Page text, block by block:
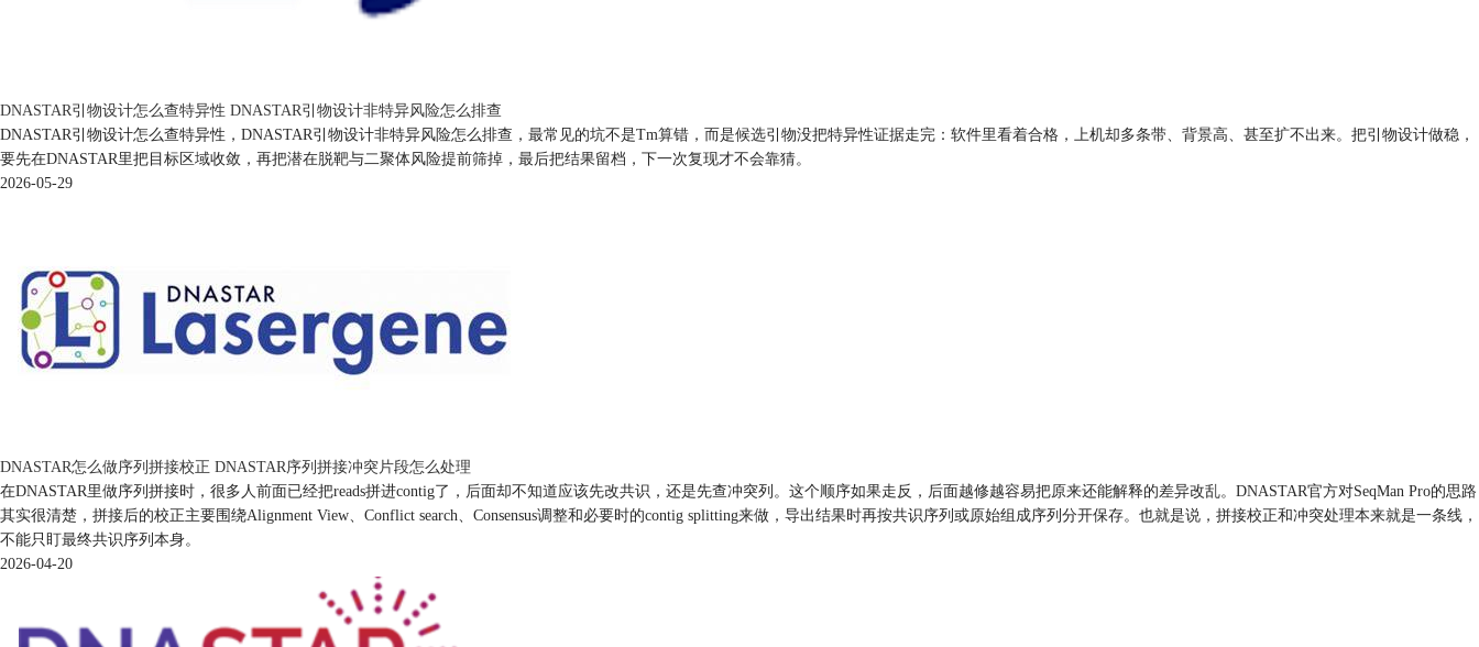
DNASTAR引物设计怎么查特异性 DNASTAR引物设计非特异风险怎么排查
DNASTAR引物设计怎么查特异性，DNASTAR引物设计非特异风险怎么排查，最常见的坑不是Tm算错，而是候选引物没把特异性证据走完：软件里看着合格，上机却多条带、背景高、甚至扩不出来。把引物设计做稳，
要先在DNASTAR里把目标区域收敛，再把潜在脱靶与二聚体风险提前筛掉，最后把结果留档，下一次复现才不会靠猜。
2026-05-29
DNASTAR怎么做序列拼接校正 DNASTAR序列拼接冲突片段怎么处理
在DNASTAR里做序列拼接时，很多人前面已经把reads拼进contig了，后面却不知道应该先改共识，还是先查冲突列。这个顺序如果走反，后面越修越容易把原来还能解释的差异改乱。DNASTAR官方对SeqMan Pro的思路
其实很清楚，拼接后的校正主要围绕Alignment View、Conflict search、Consensus调整和必要时的contig splitting来做，导出结果时再按共识序列或原始组成序列分开保存。也就是说，拼接校正和冲突处理本来就是一条线，
不能只盯最终共识序列本身。
2026-04-20